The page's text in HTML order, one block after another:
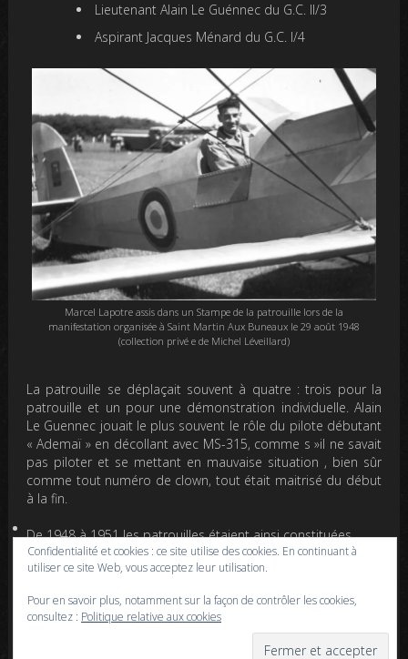
Lieutenant Alain Le Guénnec du G.C. II/3
Aspirant Jacques Ménard du G.C. I/4
Marcel Lapotre assis dans un Stampe de la patrouille lors de la
manifestation organisée à Saint Martin Aux Buneaux le 29 août 1948
(collection privé e de Michel Léveillard)
La patrouille se déplaçait souvent à quatre : trois pour la
patrouille et un pour une démonstration individuelle. Alain
Le Guennec jouait le plus souvent le rôle du pilote débutant
« Ademaï » en décollant avec MS-315, comme s »il ne savait
pas piloter et se mettant en mauvaise situation , bien sûr
comme tout numéro de clown, tout était maitrisé du début
à la fin.
De 1948 à 1951 les patrouilles étaient ainsi constituées
En 1948
Perrier, Kerguelen, Darbois
Michaux, Le Flécher, Parodi
Confidentialité et cookies : ce site utilise des cookies. En continuant à
utiliser ce site Web, vous acceptez leur utilisation.
Pour en savoir plus, notamment sur la façon de contrôler les cookies,
consultez : Politique relative aux cookies